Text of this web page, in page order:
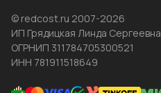
© redcost.ru 2007-2026
ИП Грядицкая Линда Сергеевна
ОГРНИП 311784705300521
ИНН 781911518649